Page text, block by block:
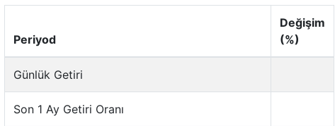
Periyod
Değişim
(%)
Günlük Getiri
Son 1 Ay Getiri Oranı